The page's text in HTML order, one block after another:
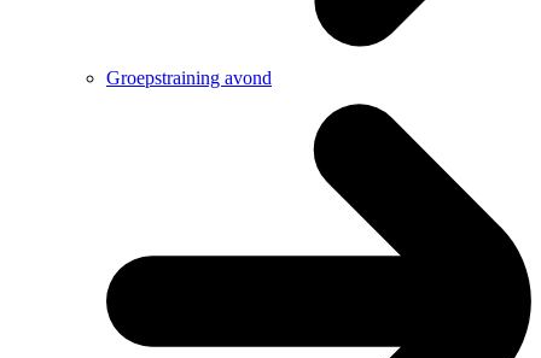
Groepstraining avond